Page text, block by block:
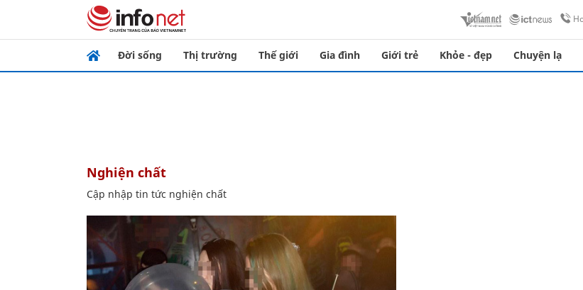
Đời sống Thị trường Thế giới Gia đình Giới trẻ Khỏe - đẹp Chuyện lạ
nghiện chất
Cập nhập tin tức nghiện chất